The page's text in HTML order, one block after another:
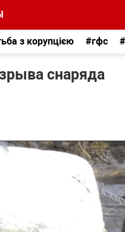
з корупцією #гфс
снаряда